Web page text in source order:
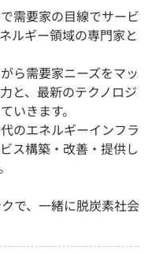
需要家の目線でサービ
ルギー領域の専門家と
ら需要家ニーズをマッ
と、最新のテクノロジ
いきます。
のエネルギーインフラ
ス構築・改善・提供し
で、一緒に脱炭素社会